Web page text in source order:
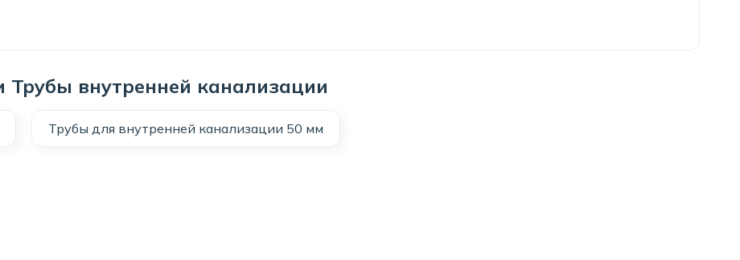
Трубы внутренней канализации
Трубы для внутренней канализации 50 мм